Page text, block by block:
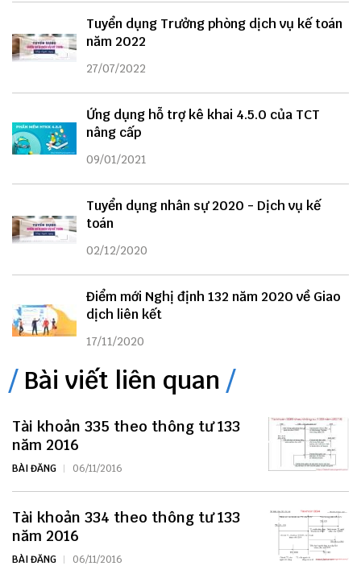
Tuyển dụng Trưởng phòng dịch vụ kế toán
năm 2022
27/07/2022
Ứng dụng hỗ trợ kê khai 4.5.0 của TCT
nâng cấp
09/01/2021
Tuyển dụng nhân sự 2020 - Dịch vụ kế
toán
02/12/2020
Điểm mới Nghị định 132 năm 2020 về Giao
dịch liên kết
17/11/2020
Bài viết liên quan
Tài khoản 335 theo thông tư 133
năm 2016
BÀI ĐĂNG 06/11/2016
Tài khoản 334 theo thông tư 133
năm 2016
BÀI ĐĂNG 06/11/2016